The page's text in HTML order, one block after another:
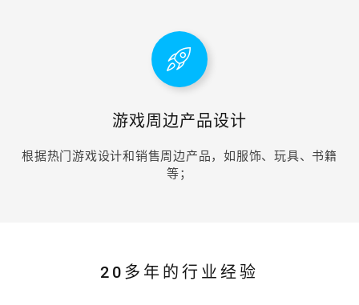
游戏周边产品设计
根据热门游戏设计和销售周边产品，如服饰、玩具、书籍
等；
20多年的行业经验